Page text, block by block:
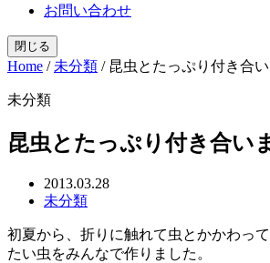
お問い合わせ
閉じる
Home / 未分類 / 昆虫とたっぷり付き合
未分類
昆虫とたっぷり付き合い
2013.03.28
未分類
初夏から、折りに触れて虫とかかわっ
たい虫をみんなで作りました。